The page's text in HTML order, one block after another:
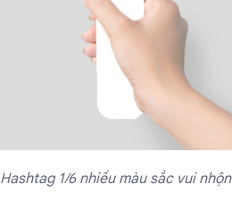
Hashtag 1/6 nhiều màu sắc vui nhộn